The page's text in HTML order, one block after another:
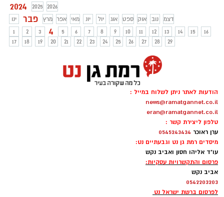
2024 2025
2026
ינו
פבר מרץ אפר מאי יונ יול אוג ספט אוק נוב
דצמ
1
2 3 4 5 6 7 8 9 10 11 12 13 14 15
16
17
18 19 20 21 22 23 24 25 26 27 28 29
הודעות לאתר ניתן לשלוח במייל :
news@ramatgannet.co.il
eran@ramatgannet.co.il
טלפון ליצירת קשר :
ערן ראוכר 0545243434
מיסדים רמת גן נט וגבעתיים נט:
עו"ד אליהו חסון ואביב נקש
פרסום והתקשרויות עסקיות:
אביב נקש
0542203203
לפרסום ברשת ישראל נט